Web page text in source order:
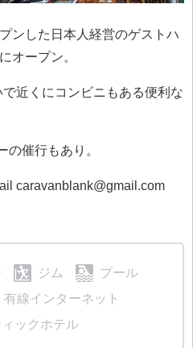
ンした日本人経営のゲストハ
オープン。
近くにコンビニもある便利な
の催行もあり。
caravanblank@gmail.com
ジム
プール
有線インターネット
ックホテル